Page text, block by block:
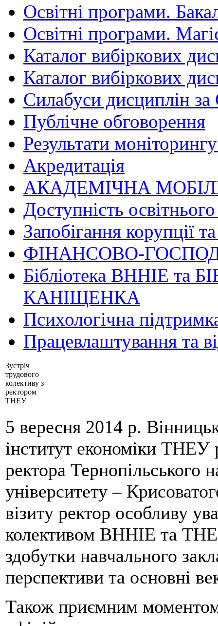
Освітні програми.
Освітні програми.
Каталог вибіркових
Каталог вибіркових
Силабуси дисциплін
Публічне обговорення
Результати
Акредитація
АКАДЕМІЧНА
Доступність
Запобігання корупції
ФІНАНСОВО-
Бібліотека ВННІЕ та
КАНІЩЕНКА
Психологічна
Працевлаштування та
Зустріч
трудового
колективу з
ректором
ТНЕУ
5 вересня 2014 р.
інститут економіки ТНЕУ
ректора Тернопільського
університету –
візиту ректор особливу
колективом ВННІЕ та
здобутки навчального
перспективи та основні
Також приємним моментом